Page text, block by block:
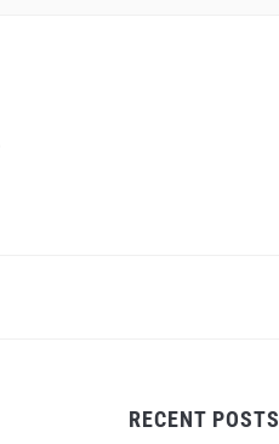
RECENT POSTS